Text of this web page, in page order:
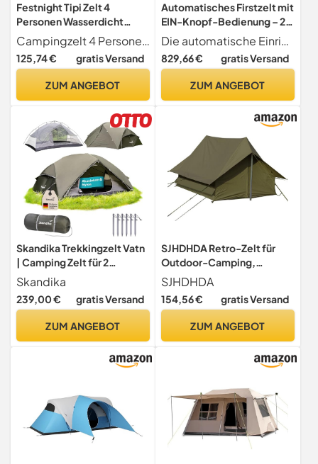
Festnight Tipi Zelt 4
Personen Wasserdicht
Firstzelt Campingzelt
Pyramidenzelt Firstzelt
Familienzelt Trekkingzelt
Tent für Camping Trekking
Campingzelt 4 Personen Dieses einzigartige Campingzelt ist gut für all Ihre Outdoor-Abenteuer! Es hat ein gemütliches Interieur, geeignet zum Campen im Freien, bei Festivals und im Urlaub auf dem Campingplatz.
125,74 € gratis Versand
ZUM ANGEBOT
Automatisches Firstzelt mit
EIN-Knopf-Bedienung – 2
Schlafzimmer, 1
Wohnzimmer, großes Zelt
for Strand und Outdoor-
Die automatische Einrichtung per Knopfdruck ermöglicht eine schnelle Montage; for die sofortige Nutzung ist keine komplizierte Bedienung erforderlich.
829,66 € gratis Versand
ZUM ANGEBOT
Skandika Trekkingzelt Vatn
| Camping Zelt für 2
Personen, Ultraleicht,
kleines Packmaß,
wasserdicht, 3000 mm
Saison, Tunnelzelt |
Skandika
239,00 € gratis Versand
ZUM ANGEBOT
SJHDHDA Retro-Zelt für
Outdoor-Camping,
Firstzelt, Selbstfahrer-
Tour, Camping, regenfest,
für 2 Personen, einfach
Rucksackreisen Learned
SJHDHDA
154,56 € gratis Versand
ZUM ANGEBOT